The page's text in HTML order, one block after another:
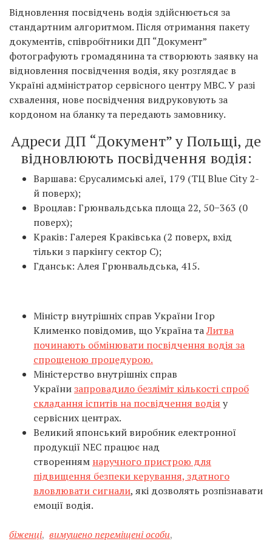
Відновлення посвідчень водія здійснюється за
стандартним алгоритмом. Після отримання пакету
документів, співробітники ДП “Документ”
фотографують громадянина та створюють заявку на
відновлення посвідчення водія, яку розглядає в
Україні адміністратор сервісного центру МВС. У разі
схвалення, нове посвідчення видруковують за
кордоном на бланку та передають замовнику.
Адреси ДП “Документ” у Польщі, де
відновлюють посвідчення водія:
Варшава: Єрусалимські алеї, 179 (ТЦ Blue City 2-
й поверх);
Вроцлав: Грюнвальдська площа 22, 50−363 (0
поверх);
Краків: Галерея Краківська (2 поверх, вхід
тільки з паркінгу сектор С);
Гданськ: Алея Грюнвальдська, 415.
Міністр внутрішніх справ України Ігор
Клименко повідомив, що Україна таЛитва
починають обмінювати посвідчення водія за
спрощеною процедурою.
Міністерство внутрішніх справ
Українизапровадило безліміт кількості спроб
складання іспитів на посвідчення водія у
сервісних центрах.
Великий японський виробник електронної
продукції NEC працює над
створенням наручного пристрою для
підвищення безпеки керування, здатного
вловлювати сигнали, які дозволять розпізнавати
емоції водія.
біженці, вимушено переміщені особи,